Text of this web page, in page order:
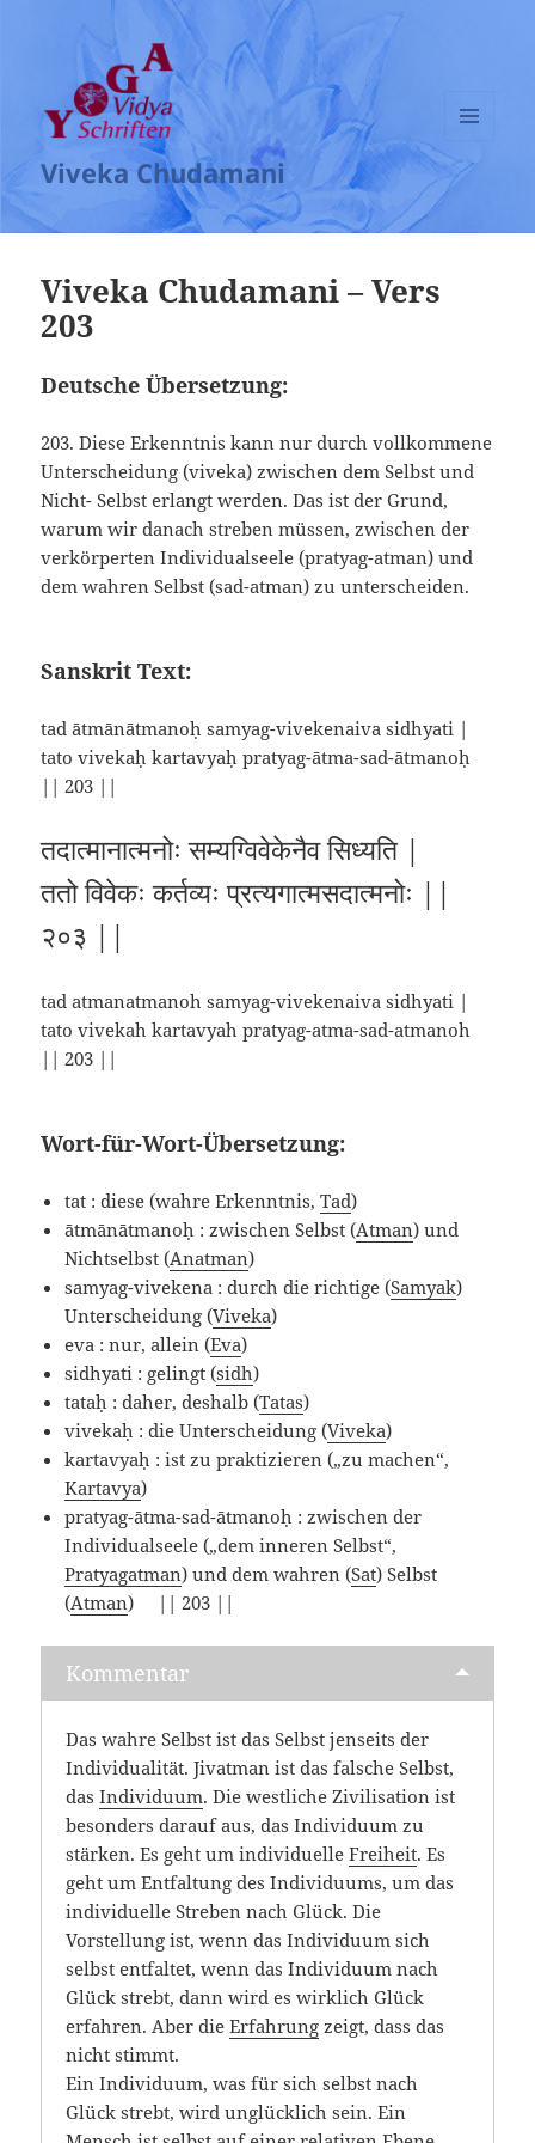
Viveka Chudamani
UND
WIDGETS
Viveka Chudamani – Vers
203
Deutsche Übersetzung:
203. Diese Erkenntnis kann nur durch vollkommene
Unterscheidung (viveka) zwischen dem Selbst und
Nicht- Selbst erlangt werden. Das ist der Grund,
warum wir danach streben müssen, zwischen der
verkörperten Individualseele (pratyag-atman) und
dem wahren Selbst (sad-atman) zu unterscheiden.
Sanskrit Text:
tad ātmānātmanoḥ samyag-vivekenaiva sidhyati |
tato vivekaḥ kartavyaḥ pratyag-ātma-sad-ātmanoḥ
|| 203 ||
तदात्मानात्मनोः सम्यग्विवेकेनैव सिध्यति |
ततो विवेकः कर्तव्यः प्रत्यगात्मसदात्मनोः ||
२०३ ||
tad atmanatmanoh samyag-vivekenaiva sidhyati |
tato vivekah kartavyah pratyag-atma-sad-atmanoh
|| 203 ||
Wort-für-Wort-Übersetzung:
tat : diese (wahre Erkenntnis,Tad)
ātmānātmanoḥ : zwischen Selbst (Atman) und
Nichtselbst (Anatman)
samyag-vivekena : durch die richtige (Samyak)
Unterscheidung (Viveka)
eva : nur, allein (Eva)
sidhyati : gelingt (sidh)
tataḥ : daher, deshalb (Tatas)
vivekaḥ : die Unterscheidung (Viveka)
kartavyaḥ : ist zu praktizieren („zu machen“,
Kartavya)
pratyag-ātma-sad-ātmanoḥ : zwischen der
Individualseele („dem inneren Selbst“,
Pratyagatman) und dem wahren (Sat) Selbst
(Atman) || 203 ||
Kommentar
Das wahre Selbst ist das Selbst jenseits der
Individualität. Jivatman ist das falsche Selbst,
dasIndividuum. Die westliche Zivilisation ist
besonders darauf aus, das Individuum zu
stärken. Es geht um individuelleFreiheit. Es
geht um Entfaltung des Individuums, um das
individuelle Streben nach Glück. Die
Vorstellung ist, wenn das Individuum sich
selbst entfaltet, wenn das Individuum nach
Glück strebt, dann wird es wirklich Glück
erfahren. Aber dieErfahrung zeigt, dass das
nicht stimmt.
Ein Individuum, was für sich selbst nach
Glück strebt, wird unglücklich sein. Ein